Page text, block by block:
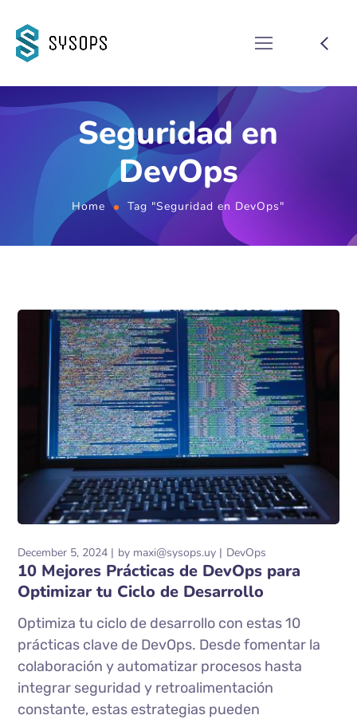
Seguridad en
DevOps
Home Tag "Seguridad en DevOps"
December 5, 2024 by maxi@sysops.uy DevOps
10 Mejores Prácticas de DevOps para
Optimizar tu Ciclo de Desarrollo
Optimiza tu ciclo de desarrollo con estas 10
prácticas clave de DevOps. Desde fomentar la
colaboración y automatizar procesos hasta
integrar seguridad y retroalimentación
constante, estas estrategias pueden